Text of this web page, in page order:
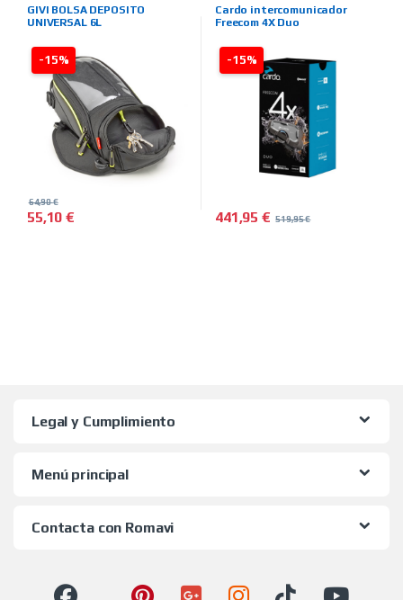
-15%
ALFORJAS-OTROS
GIVI BOLSA DEPOSITO
UNIVERSAL 6L
55,10€
64,90€
-15%
ON LINE,MARCAS,CARDO
Cardo intercomunicador
Freecom 4X Duo
441,95€ 519,95€
Legal y Cumplimiento
Menú principal
Contacta con Romavi